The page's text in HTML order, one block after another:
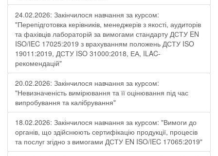
24.02.2026: Закінчилося навчання за курсом:
"Перепідготовка керівників, менеджерів з якості, аудиторів
та фахівців лабораторій за вимогами стандарту ДСТУ EN
ISO/IEC 17025:2019 з врахуванням положень ДСТУ ISO
19011:2019, ДСТУ ISO 31000:2018, ЕА, ILAC-
рекомендацій"
20.02.2026: Закінчилося навчання за курсом:
"Невизначеність вимірювання та її оцінювання під час
випробування та калібрування"
18.02.2026: Закінчилося навчання за курсом: "Вимоги до
органів, що здійснюють сертифікацію продукції, процесів
та послуг згідно з вимогами ДСТУ EN ISO/IEC 17065:2019"